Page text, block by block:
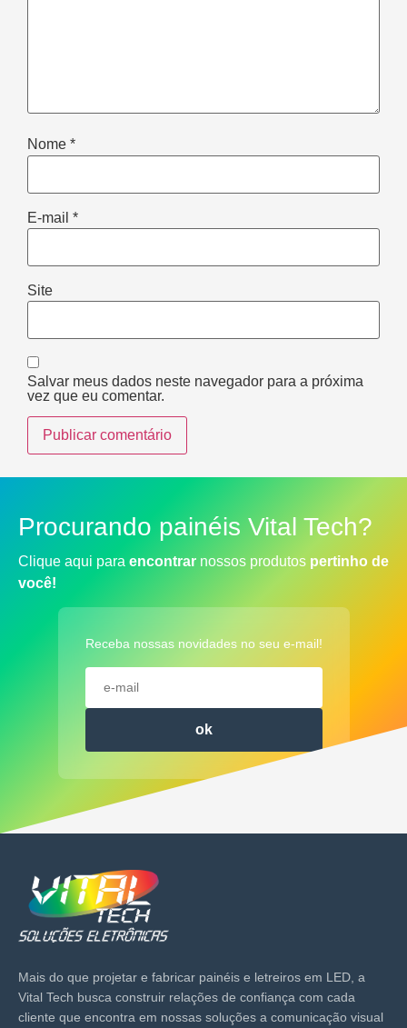
Nome *
E-mail *
Site
Salvar meus dados neste navegador para a próxima
vez que eu comentar.
Procurando painéis Vital Tech?
Clique aqui para encontrar nossos produtos pertinho de
você!
Receba nossas novidades no seu e-mail!
ok
Mais do que projetar e fabricar painéis e letreiros em LED, a
Vital Tech busca construir relações de confiança com cada
cliente que encontra em nossas soluções a comunicação visual